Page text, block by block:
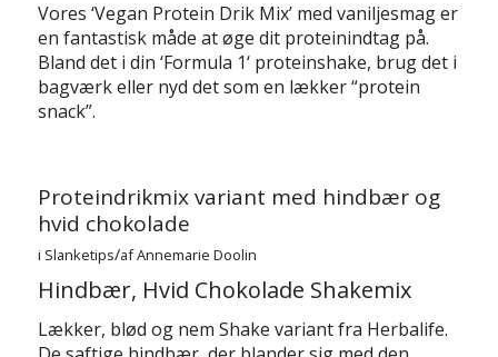
Vores ‘Vegan Protein Drik Mix’ med vaniljesmag er
en fantastisk måde at øge dit proteinindtag på.
Bland det i din ‘Formula 1‘ proteinshake, brug det i
bagværk eller nyd det som en lækker “protein
snack”.
Proteindrikmix variant med hindbær og
hvid chokolade
i Slanketips/afAnnemarie Doolin
Hindbær, Hvid Chokolade Shakemix
Lækker, blød og nem Shake variant fra Herbalife.